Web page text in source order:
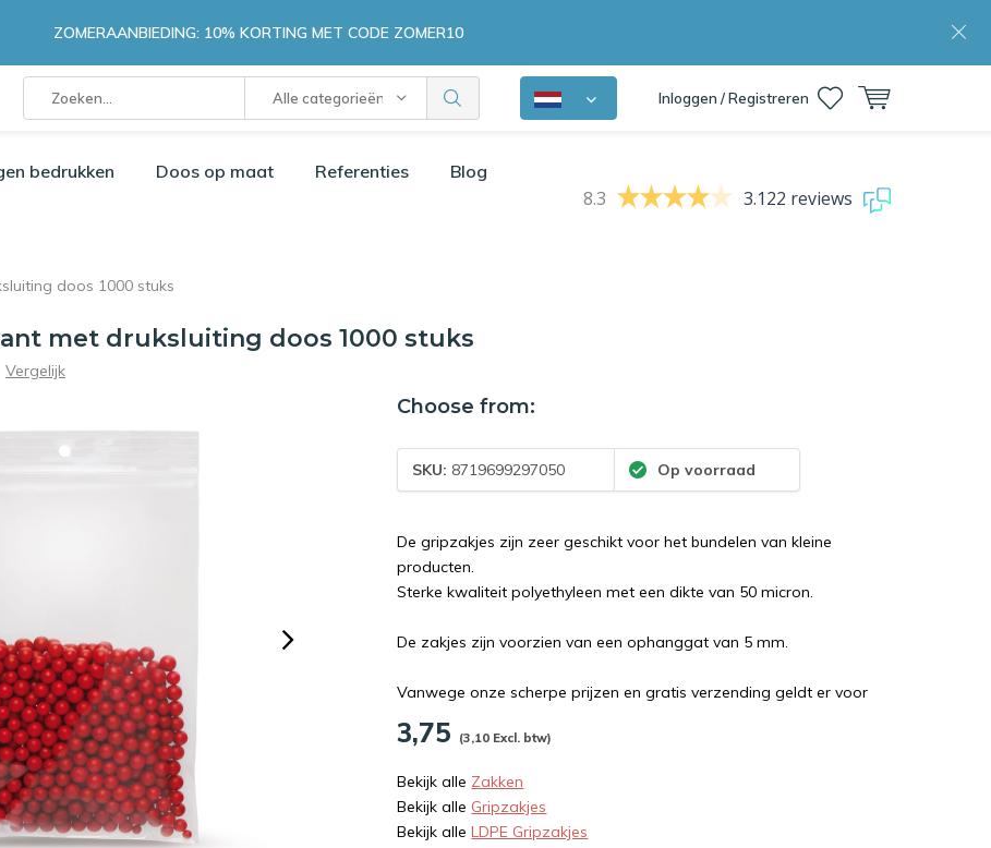
Alle categorieën Inloggen / Registreren
ZOMERAANBIEDING: 10% KORTING MET CODE ZOMER10
bedrukken Doos op maat Referenties Blog
8.3 3.122 reviews
doos 1000 stuks
met druksluiting doos 1000 stuks
Vergelijk
Choose from:
SKU: 8719699297050 Op voorraad
De gripzakjes zijn zeer geschikt voor het bundelen van kleine
producten.
Sterke kwaliteit polyethyleen met een dikte van 50 micron.
De zakjes zijn voorzien van een ophanggat van 5 mm.
Vanwege onze scherpe prijzen en gratis verzending geldt er voor
3,75 (3,10 Excl. btw)
Bekijk alle Zakken
Bekijk alle Gripzakjes
Bekijk alleLDPE Gripzakjes